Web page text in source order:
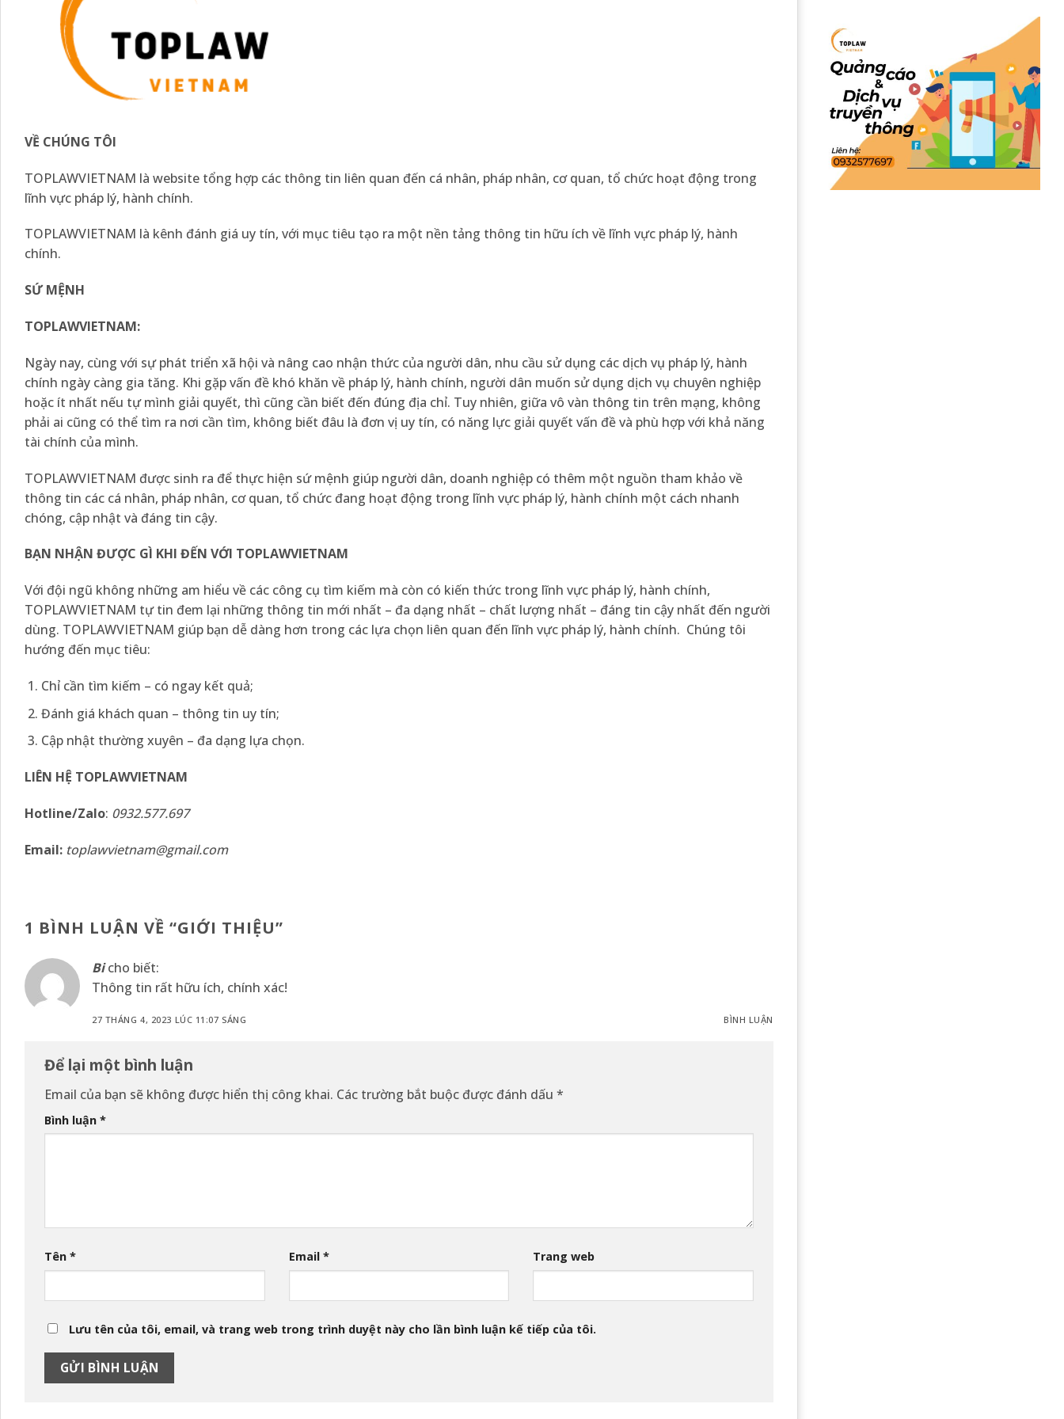
VỀ CHÚNG TÔI
TOPLAWVIETNAM là website tổng hợp các thông tin liên quan đến cá nhân, pháp nhân, cơ quan, tổ chức hoạt động trong
lĩnh vực pháp lý, hành chính.
TOPLAWVIETNAM là kênh đánh giá uy tín, với mục tiêu tạo ra một nền tảng thông tin hữu ích về lĩnh vực pháp lý, hành
chính.
SỨ MỆNH
TOPLAWVIETNAM:
Ngày nay, cùng với sự phát triển xã hội và nâng cao nhận thức của người dân, nhu cầu sử dụng các dịch vụ pháp lý, hành
chính ngày càng gia tăng. Khi gặp vấn đề khó khăn về pháp lý, hành chính, người dân muốn sử dụng dịch vụ chuyên nghiệp
hoặc ít nhất nếu tự mình giải quyết, thì cũng cần biết đến đúng địa chỉ. Tuy nhiên, giữa vô vàn thông tin trên mạng, không
phải ai cũng có thể tìm ra nơi cần tìm, không biết đâu là đơn vị uy tín, có năng lực giải quyết vấn đề và phù hợp với khả năng
tài chính của mình.
TOPLAWVIETNAM được sinh ra để thực hiện sứ mệnh giúp người dân, doanh nghiệp có thêm một nguồn tham khảo về
thông tin các cá nhân, pháp nhân, cơ quan, tổ chức đang hoạt động trong lĩnh vực pháp lý, hành chính một cách nhanh
chóng, cập nhật và đáng tin cậy.
BẠN NHẬN ĐƯỢC GÌ KHI ĐẾN VỚI TOPLAWVIETNAM
Với đội ngũ không những am hiểu về các công cụ tìm kiếm mà còn có kiến thức trong lĩnh vực pháp lý, hành chính,
TOPLAWVIETNAM tự tin đem lại những thông tin mới nhất – đa dạng nhất – chất lượng nhất – đáng tin cậy nhất đến người
dùng. TOPLAWVIETNAM giúp bạn dễ dàng hơn trong các lựa chọn liên quan đến lĩnh vực pháp lý, hành chính. Chúng tôi
hướng đến mục tiêu:
Chỉ cần tìm kiếm – có ngay kết quả;
Đánh giá khách quan – thông tin uy tín;
Cập nhật thường xuyên – đa dạng lựa chọn.
LIÊN HỆ TOPLAWVIETNAM
Hotline/Zalo: 0932.577.697
Email: toplawvietnam@gmail.com
1 BÌNH LUẬN VỀ “GIỚI THIỆU”
Bi cho biết:
Thông tin rất hữu ích, chính xác!
27 THÁNG 4, 2023 LÚC 11:07 SÁNG BÌNH LUẬN
Để lại một bình luận
Email của bạn sẽ không được hiển thị công khai. Các trường bắt buộc được đánh dấu *
Bình luận *
Tên * Email * Trang web
Lưu tên của tôi, email, và trang web trong trình duyệt này cho lần bình luận kế tiếp của tôi.